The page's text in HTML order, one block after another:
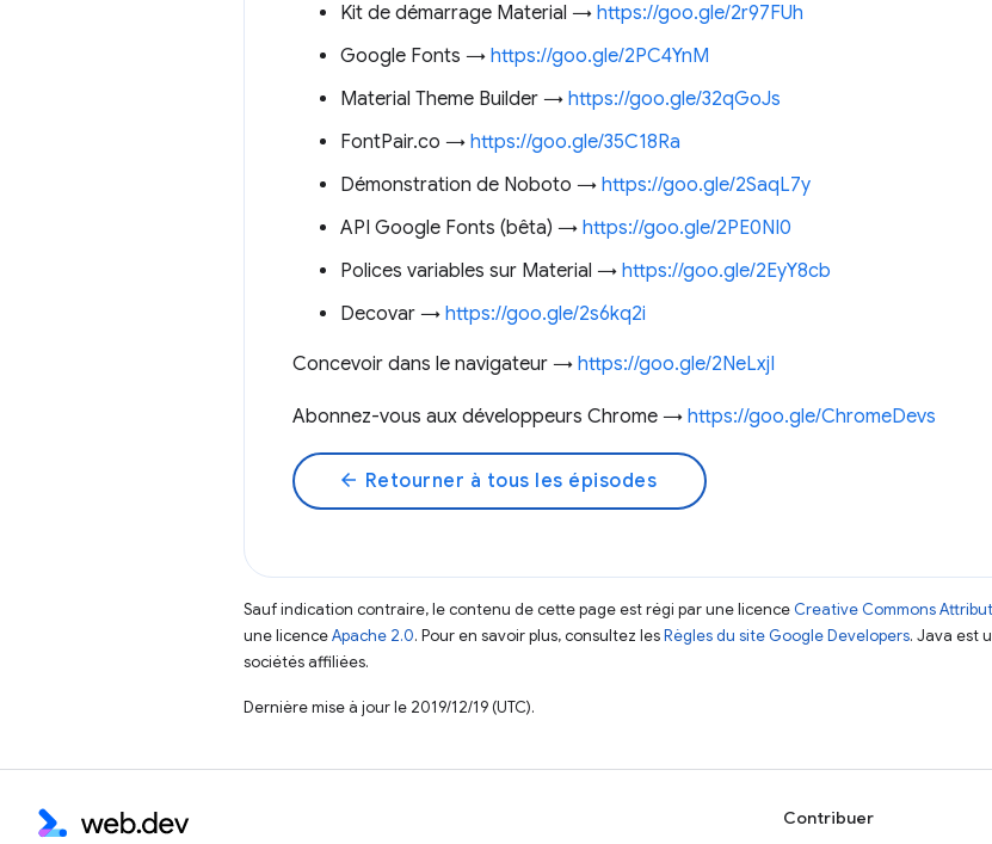
Kit de démarrage Material → https://goo.gle/2r97FUh
Google Fonts → https://goo.gle/2PC4YnM
Material Theme Builder → https://goo.gle/32qGoJs
FontPair.co → https://goo.gle/35C18Ra
Démonstration de Noboto → https://goo.gle/2SaqL7y
API Google Fonts (bêta) → https://goo.gle/2PE0NI0
Polices variables sur Material → https://goo.gle/2EyY8cb
Decovar → https://goo.gle/2s6kq2i
Concevoir dans le navigateur → https://goo.gle/2NeLxjI
Abonnez-vous aux développeurs Chrome → https://goo.gle/ChromeDevs
arrow_back Retourner à tous les épisodes
Sauf indication contraire, le contenu de cette page est régi par une licence Creative Commons
une licenceApache 2.0. Pour en savoir plus, consultez lesRègles du site Google Developers. Java est
sociétés affiliées.
Dernière mise à jour le 2019/12/19 (UTC).
Contribuer